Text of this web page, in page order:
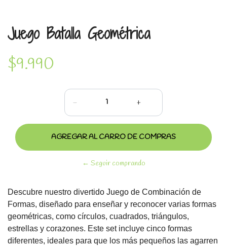
Juego Batalla Geométrica
$9.990
- +
← Seguir comprando
Descubre nuestro divertido Juego de Combinación de
Formas, diseñado para enseñar y reconocer varias formas
geométricas, como círculos, cuadrados, triángulos,
estrellas y corazones. Este set incluye cinco formas
diferentes, ideales para que los más pequeños las agarren